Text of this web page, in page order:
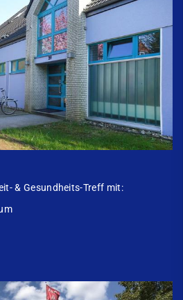
& Gesundheits-Treff mit: